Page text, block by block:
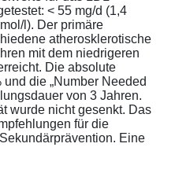
< 55 mg/d (1,4
l). Der primäre
atherosklerotische
mit dem niedrigeren
Die absolute
die „Number Needed
von 3 Jahren.
wurde nicht gesenkt. Das
für die
Eine